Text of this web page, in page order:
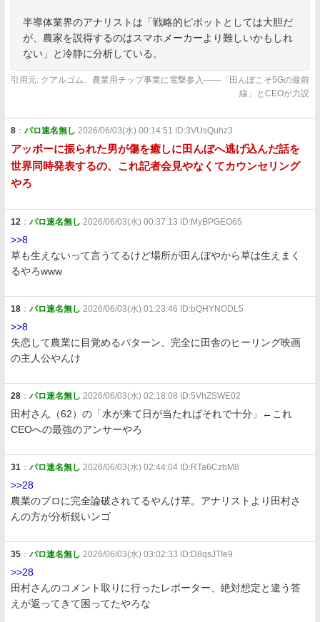
半導体業界のアナリストは「戦略的ピボットとしては大胆だ
が、農家を説得するのはスマホメーカーより難しいかもしれ
ない」と冷静に分析している。
引用元: クアルゴム、農業用チップ事業に電撃参入——「田んぼこそ5Gの最前
線」とCEOが力説
8 ： パロ速名無し 2026/06/03(水) 00:14:51 ID:3VUsQuhz3
アッポーに振られた男が傷を癒しに田んぼへ逃げ込んだ話を
世界同時発表するの、これ記者会見やなくてカウンセリング
やろ
12 ： パロ速名無し 2026/06/03(水) 00:37:13 ID:MyBPGEO65
>>8
草も生えないって言うてるけど場所が田んぼやから草は生えまく
るやろwww
18 ： パロ速名無し 2026/06/03(水) 01:23:46 ID:bQHYNODL5
>>8
失恋して農業に目覚めるパターン、完全に田舎のヒーリング映画
の主人公やんけ
28 ： パロ速名無し 2026/06/03(水) 02:18:08 ID:5VhZSWE02
田村さん（62）の「水が来て日が当たればそれで十分」←これ
CEOへの最強のアンサーやろ
31 ： パロ速名無し 2026/06/03(水) 02:44:04 ID:RTa6CzbM8
>>28
農業のプロに完全論破されてるやんけ草。アナリストより田村さ
んの方が分析鋭いンゴ
35 ： パロ速名無し 2026/06/03(水) 03:02:33 ID:D8qsJTIe9
>>28
田村さんのコメント取りに行ったレポーター、絶対想定と違う答
えが返ってきて困ってたやろな